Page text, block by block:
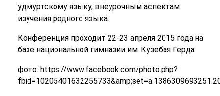
удмуртскому языку, внеурочным аспектам
изучения родного языка.
Конференция проходит 22-23 апреля 2015 года на
базе национальной гимназии им. Кузебая Герда.
фото: https://www.facebook.com/photo.php?